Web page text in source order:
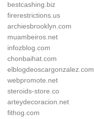
bestcashing.biz
firerestrictions.us
archiesbrooklyn.com
muambeiros.net
infozblog.com
chonbaihat.com
elblogdeoscargonzalez.com
webpromote.net
steroids-store.co
arteydecoracion.net
fithog.com